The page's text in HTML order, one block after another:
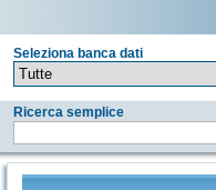
Seleziona banca dati
Ricerca semplice